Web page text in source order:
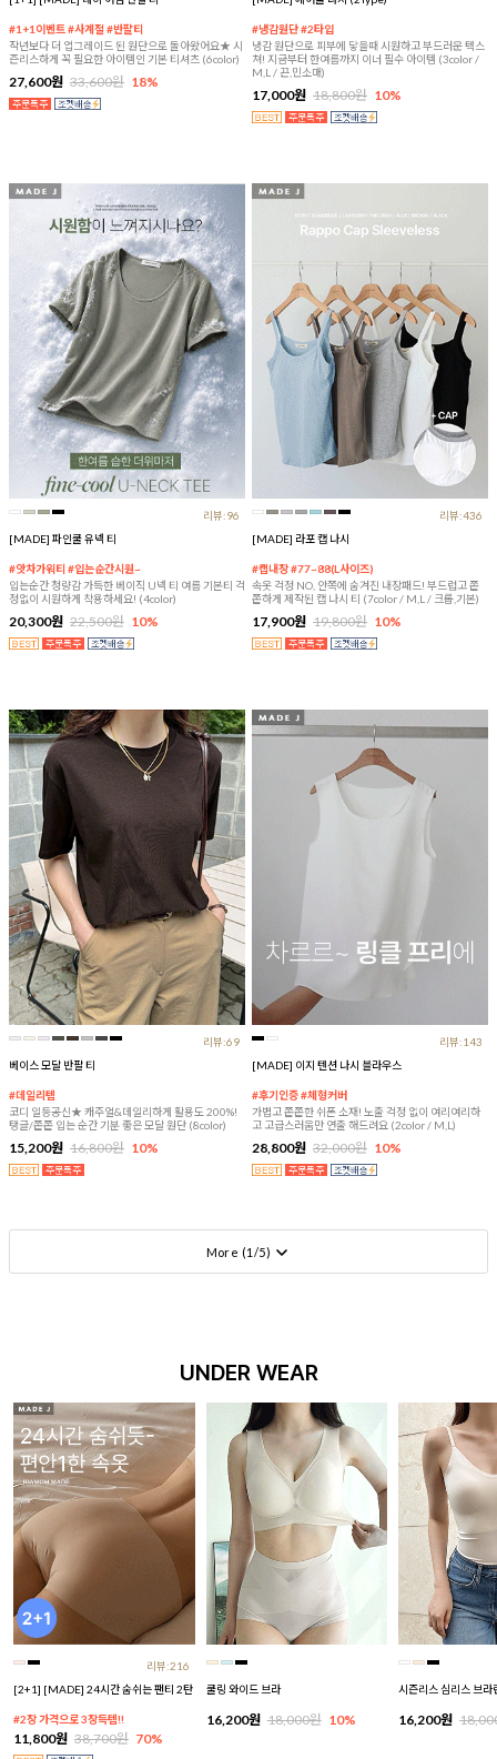
#1+1이벤트 #사계절 #반팔티
작년보다 더 업그레이드 된 원단으로 돌아왔어요★ 시
즌리스하게 꼭 필요한 아이템인 기본 티셔츠 (6color)
27,600원 33,600원 18%
#냉감원단 #2타입
냉감 원단으로 피부에 닿을때 시원하고 부드러운 텍스
쳐! 지금부터 한여름까지 이너 필수 아이템 (3color /
M,L / 끈,민소매)
17,000원 18,800원 10%
리뷰:96
[MADE] 파인쿨 유넥 티
#앗차가워티 #입는순간시원~
입는순간 청량감 가득한 베이직 U넥 티 여름 기본티 걱
정없이 시원하게 착용하세요! (4color)
20,300원 22,500원 10%
리뷰:436
[MADE] 라포 캡 나시
#캡내장 #77~88(L사이즈)
속옷 걱정 NO, 안쪽에 숨겨진 내장패드! 부드럽고 쫀
쫀하게 제작된 캡 나시 티 (7color / M,L / 크롭,기본)
17,900원 19,800원 10%
리뷰:69
베이스 모달 반팔 티
#데일리템
코디 일등공신★ 캐주얼&데일리하게 활용도 200%!
탱글/쫀쫀 입는 순간 기분 좋은 모달 원단 (8color)
15,200원 16,800원 10%
리뷰:143
[MADE] 이지 텐션 나시 블라우스
#후기인증 #체형커버
가볍고 쫀쫀한 쉬폰 소재! 노출 걱정 없이 여리여리하
고 고급스러움만 연출 해드려요 (2color / M,L)
28,800원 32,000원 10%
More (1 /5)
UNDER WEAR
리뷰:216
[2+1] [MADE] 24시간 숨쉬는 팬티 2탄
#2장 가격으로 3장득템!!
11,800원 38,700원 70%
쿨링 와이드 브라
16,200원 18,000원 10%
시즌리스 심리스 브라
16,200원